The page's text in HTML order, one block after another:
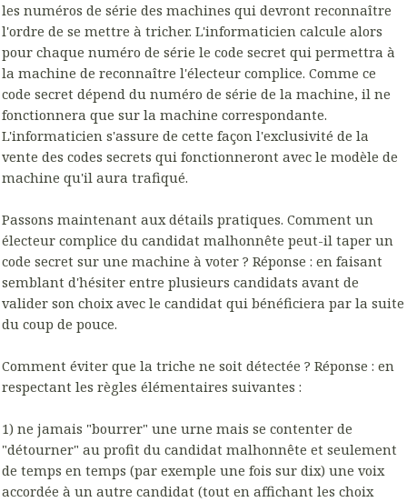
les numéros de série des machines qui devront reconnaître
l'ordre de se mettre à tricher. L'informaticien calcule alors
pour chaque numéro de série le code secret qui permettra à
la machine de reconnaître l'électeur complice. Comme ce
code secret dépend du numéro de série de la machine, il ne
fonctionnera que sur la machine correspondante.
L'informaticien s'assure de cette façon l'exclusivité de la
vente des codes secrets qui fonctionneront avec le modèle de
machine qu'il aura trafiqué.
Passons maintenant aux détails pratiques. Comment un
électeur complice du candidat malhonnête peut-il taper un
code secret sur une machine à voter ? Réponse : en faisant
semblant d'hésiter entre plusieurs candidats avant de
valider son choix avec le candidat qui bénéficiera par la suite
du coup de pouce.
Comment éviter que la triche ne soit détectée ? Réponse : en
respectant les règles élémentaires suivantes :
1) ne jamais "bourrer" une urne mais se contenter de
"détourner" au profit du candidat malhonnête et seulement
de temps en temps (par exemple une fois sur dix) une voix
accordée à un autre candidat (tout en affichant les choix